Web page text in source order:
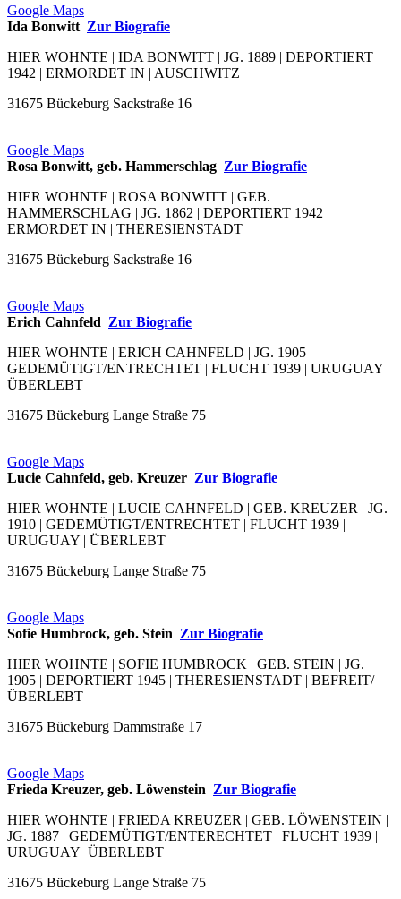
Google Maps
Ida Bonwitt Zur Biografie
HIER WOHNTE | IDA BONWITT | JG. 1889 | DEPORTIERT
1942 | ERMORDET IN | AUSCHWITZ
31675 Bückeburg Sackstraße 16
Google Maps
Rosa Bonwitt, geb. Hammerschlag Zur Biografie
HIER WOHNTE | ROSA BONWITT | GEB.
HAMMERSCHLAG | JG. 1862 | DEPORTIERT 1942 |
ERMORDET IN | THERESIENSTADT
31675 Bückeburg Sackstraße 16
Google Maps
Erich Cahnfeld Zur Biografie
HIER WOHNTE | ERICH CAHNFELD | JG. 1905 |
GEDEMÜTIGT/ENTRECHTET | FLUCHT 1939 | URUGUAY |
ÜBERLEBT
31675 Bückeburg Lange Straße 75
Google Maps
Lucie Cahnfeld, geb. Kreuzer Zur Biografie
HIER WOHNTE | LUCIE CAHNFELD | GEB. KREUZER | JG.
1910 | GEDEMÜTIGT/ENTRECHTET | FLUCHT 1939 |
URUGUAY | ÜBERLEBT
31675 Bückeburg Lange Straße 75
Google Maps
Sofie Humbrock, geb. Stein Zur Biografie
HIER WOHNTE | SOFIE HUMBROCK | GEB. STEIN | JG.
1905 | DEPORTIERT 1945 | THERESIENSTADT | BEFREIT/
ÜBERLEBT
31675 Bückeburg Dammstraße 17
Google Maps
Frieda Kreuzer, geb. Löwenstein Zur Biografie
HIER WOHNTE | FRIEDA KREUZER | GEB. LÖWENSTEIN |
JG. 1887 | GEDEMÜTIGT/ENTERECHTET | FLUCHT 1939 |
URUGUAY ÜBERLEBT
31675 Bückeburg Lange Straße 75